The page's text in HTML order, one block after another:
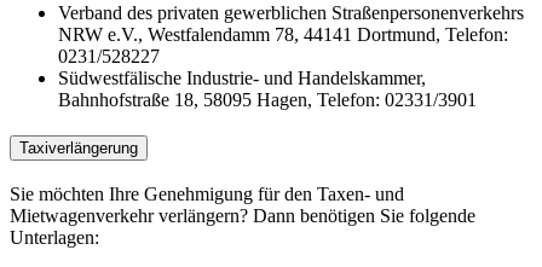
Verband des privaten gewerblichen Straßenpersonenverkehrs
NRW e.V., Westfalendamm 78, 44141 Dortmund, Telefon:
0231/528227
Südwestfälische Industrie- und Handelskammer,
Bahnhofstraße 18, 58095 Hagen, Telefon: 02331/3901
Taxiverlängerung
Sie möchten Ihre Genehmigung für den Taxen- und
Mietwagenverkehr verlängern? Dann benötigen Sie folgende
Unterlagen: